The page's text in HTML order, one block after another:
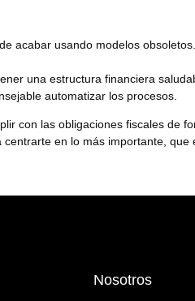
acabar usando modelos obsoletos.
una estructura financiera
automatizar los procesos.
con las obligaciones fiscales de
en lo más importante, que
Nosotros